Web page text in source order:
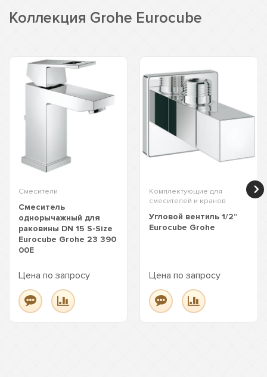
Коллекция Grohe Eurocube
Смесители
Смеситель
однорычажный для
раковины DN 15 S-Size
Eurocube Grohe 23 390
00E
Цена по запросу
Комплектующие для
смесителей и кранов
Угловой вентиль 1/2“
Eurocube Grohe
Цена по запросу